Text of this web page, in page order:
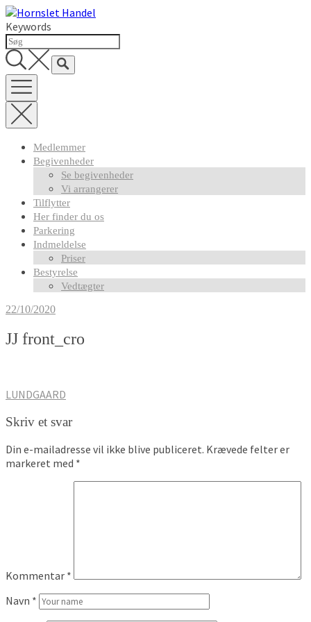
Skip
to
content
Keywords
Medlemmer
Begivenheder
Se begivenheder
Vi arrangerer
Tilflytter
Her finder du os
Parkering
Indmeldelse
Priser
Bestyrelse
Vedtægter
22/10/2020
JJ front_cro
Indlægsnavigation
LUNDGAARD
Skriv et svar
Din e-mailadresse vil ikke blive publiceret. Krævede felter er
markeret med *
Kommentar *
Navn *